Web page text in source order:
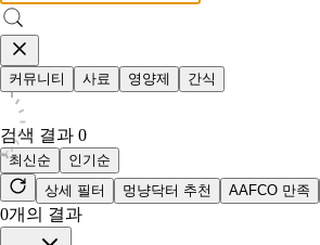
커뮤니티 사료 영양제 간식
검색 결과 0
최신순
인기순
상세 필터
멍냥닥터 추천 AAFCO 만족
0개의 결과